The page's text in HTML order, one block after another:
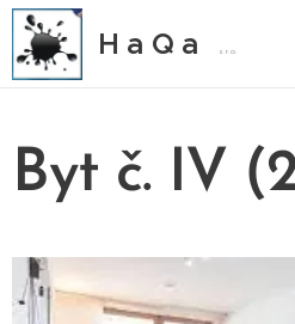
H a Q a s. r. o.
Byt č. IV